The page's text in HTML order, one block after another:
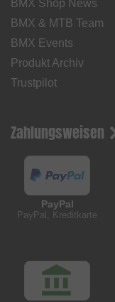
BMX Shop News
BMX & MTB Team
BMX Events
Produkt Archiv
Trustpilot
Zahlungsweisen
PayPal
PayPal, Kreditkarte